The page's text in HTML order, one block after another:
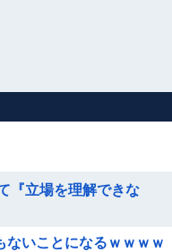
『立場を理解できな
ないことになるｗｗｗｗ